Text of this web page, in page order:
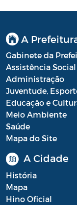
A
Gabinete da
Assistência Social
Administração
Juventude,
Educação e
Meio Ambiente
Saúde
Mapa do Site
A Cidade
História
Mapa
Hino Oficial